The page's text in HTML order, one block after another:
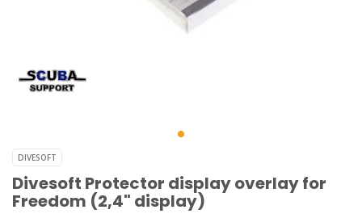
DIVESOFT
Divesoft Protector display overlay for
Freedom (2,4" display)